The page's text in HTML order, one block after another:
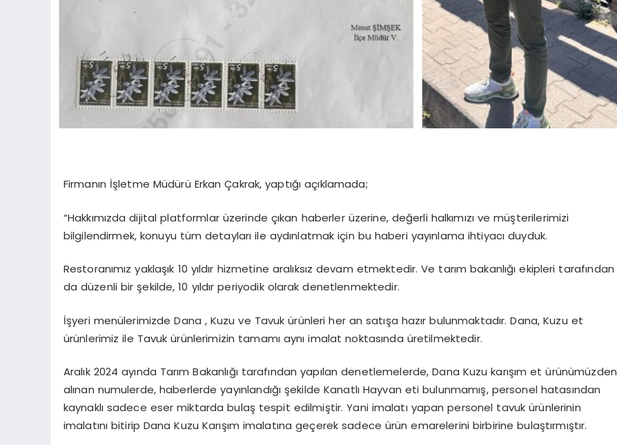
Firmanın İşletme Müdürü Erkan Çakrak, yaptığı açıklamada;
“Hakkımızda dijital platformlar üzerinde çıkan haberler üzerine, değerli halkımızı ve müşterilerimizi
bilgilendirmek, konuyu tüm detayları ile aydınlatmak için bu haberi yayınlama ihtiyacı duyduk.
Restoranımız yaklaşık 10 yıldır hizmetine aralıksız devam etmektedir. Ve tarım bakanlığı ekipleri tarafından
da düzenli bir şekilde, 10 yıldır periyodik olarak denetlenmektedir.
İşyeri menülerimizde Dana , Kuzu ve Tavuk ürünleri her an satışa hazır bulunmaktadır. Dana, Kuzu et
ürünlerimiz ile Tavuk ürünlerimizin tamamı aynı imalat noktasında üretilmektedir.
Aralık 2024 ayında Tarım Bakanlığı tarafından yapılan denetlemelerde, Dana Kuzu karışım et ürünümüzden
alınan numulerde, haberlerde yayınlandığı şekilde Kanatlı Hayvan eti bulunmamış, personel hatasından
kaynaklı sadece eser miktarda bulaş tespit edilmiştir. Yani imalatı yapan personel tavuk ürünlerinin
imalatını bitirip Dana Kuzu Karışım imalatına geçerek sadece ürün emarelerini birbirine bulaştırmıştır.